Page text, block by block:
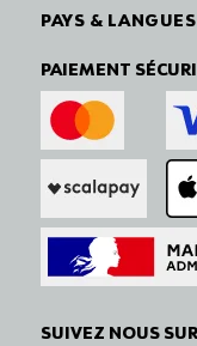
PAYS & LANGUES
PAIEMENT
SUIVEZ NOUS SUR